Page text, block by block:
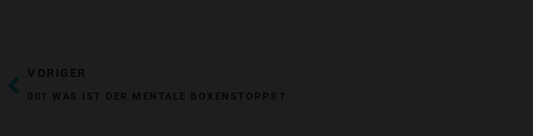
ZURÜCK
VORIGER
001 WAS IST DER MENTALE BOXENSTOPP®?